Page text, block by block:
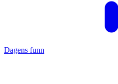
Dagens funn